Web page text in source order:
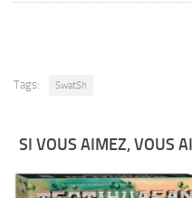
Tags: SwatSh
SI VOUS AIMEZ, VOUS